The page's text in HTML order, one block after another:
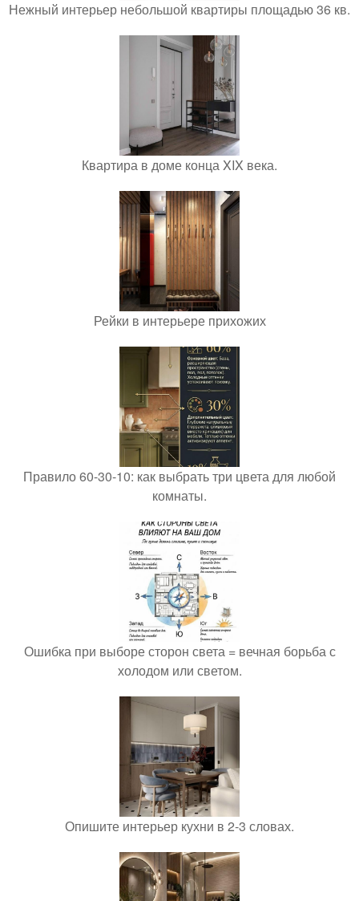
Нежный интерьер небольшой квартиры площадью 36 кв.
Квартира в доме конца XIX века.
Рейки в интерьере прихожих
Правило 60-30-10: как выбрать три цвета для любой
комнаты.
Ошибка при выборе сторон света = вечная борьба с
холодом или светом.
Опишите интерьер кухни в 2-3 словах.